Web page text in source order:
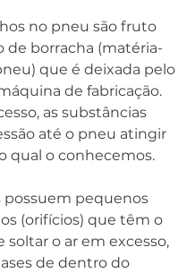
no pneu são fruto
de borracha (matéria-
que é deixada pelo
de fabricação.
as substâncias
até o pneu atingir
qual o conhecemos.
possuem pequenos
(orifícios) que têm o
soltar o ar em excesso,
de dentro do